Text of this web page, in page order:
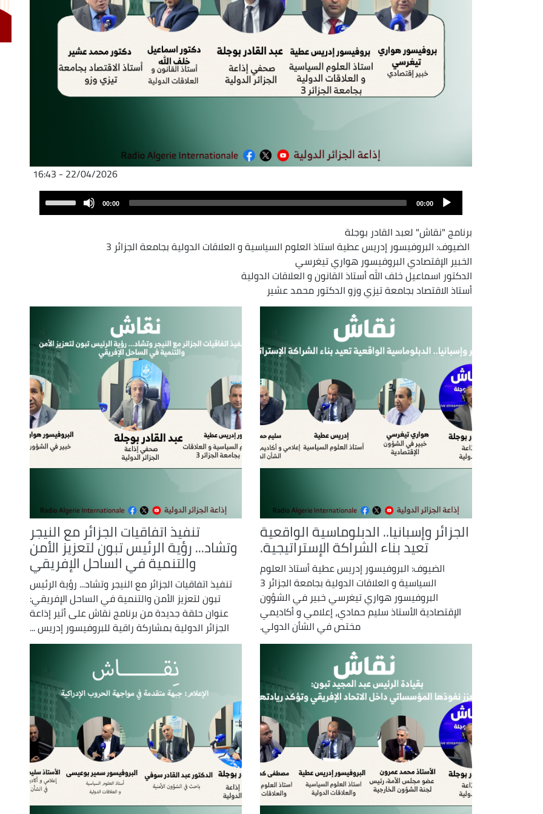
22/04/2026 - 16:43
Fichier
audio
Player
00:00
00:00
برنامج "نقاش" لعبد القادر بوجلة
الضيوف: البروفيسور إدريس عطية استاذ العلوم السياسية و العلاقات الدولية بجامعة الجزائر 3
الخبير الإقتصادي البروفيسور هواري تيغرسي
الدكتور اسماعيل خلف الله أستاذ القانون و العلاقات الدولية
أستاذ الاقتصاد بجامعة تيزي وزو الدكتور محمد عشير
الجزائر وإسبانيا.. الدبلوماسية الواقعية
تعيد بناء الشراكة الإستراتيجية.
الضيوف: البروفيسور إدريس عطية أستاذ العلوم
السياسية و العلاقات الدولية بجامعة الجزائر 3
البروفيسور هواري تيغرسي خبير في الشؤون
الإقتصادية الأستاذ سليم حمادي، إعلامي و أكاديمي
مختص في الشأن الدولي.
تنفيذ اتفاقيات الجزائر مع النيجر
وتشاد... رؤية الرئيس تبون لتعزيز الأمن
والتنمية في الساحل الإفريقي
تنفيذ اتفاقيات الجزائر مع النيجر وتشاد... رؤية الرئيس
تبون لتعزيز الأمن والتنمية في الساحل الإفريقي:
عنوان حلقة جديدة من برنامج نقاش على أثير إذاعة
الجزائر الدولية بمشاركة راقية للبروفيسور إدريس ...